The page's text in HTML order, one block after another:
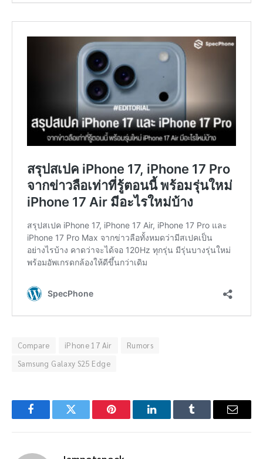
Compare iPhone 17 Air
Rumors
Samsung Galaxy S25 Edge
FacebookTwitter Pinterest LinkedInTumblr Email